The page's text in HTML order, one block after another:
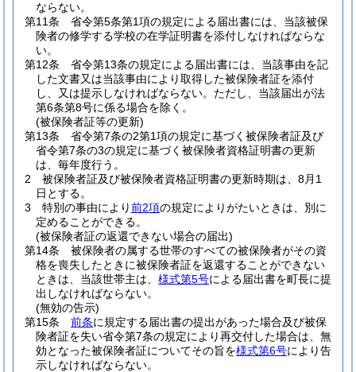
ならない。
第11条
省令第5条第1項の規定による届出書には、当該被保
険者の修学する学校の在学証明書を添付しなければならな
い。
第12条
省令第13条の規定による届出書には、当該事由を記
した文書又は当該事由により取得した被保険者証を添付
し、又は提示しなければならない。 ただし、当該届出が法
第6条第8号に係る場合を除く。
(被保険者証等の更新)
第13条
省令第7条の2第1項の規定に基づく被保険者証及び
省令第7条の3の規定に基づく被保険者資格証明書の更新
は、毎年度行う。
2
被保険者証及び被保険者資格証明書の更新時期は、8月1
日とする。
3
特別の事由により前2項の規定によりがたいときは、別に
定めることができる。
(被保険者証の返還できない場合の届出)
第14条
被保険者の属する世帯のすべての被保険者がその資
格を喪失したときに被保険者証を返還することができない
ときは、当該世帯主は、 様式第5号による届出書を町長に提
出しなければならない。
(無効の告示)
第15条
前条に規定する届出書の提出があった場合及び被保
険者証を失い省令第7条の規定により再交付した場合は、無
効となった被保険者証についてその旨を様式第6号により告
示しなければならない。